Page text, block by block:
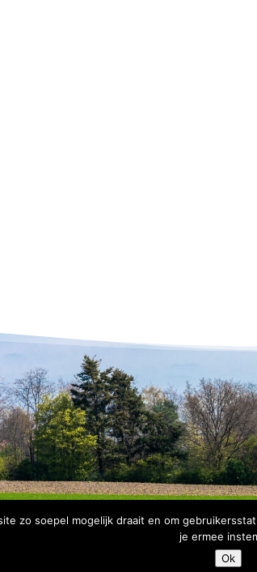
© 2026 Copyright Bomenbelang Bronckhorst
zo soepel mogelijk draait en om
je ermee
Ok